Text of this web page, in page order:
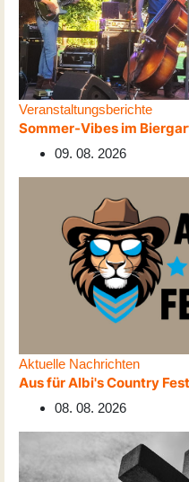
Veranstaltungsberichte
Sommer-Vibes im
09. 08. 2026
Aktuelle Nachrichten
Aus für Albi's Country
08. 08. 2026